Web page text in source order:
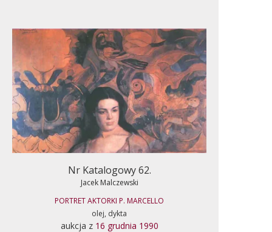
Nr Katalogowy 62.
Jacek Malczewski
PORTRET AKTORKI P. MARCELLO
olej, dykta
aukcja z 16 grudnia 1990